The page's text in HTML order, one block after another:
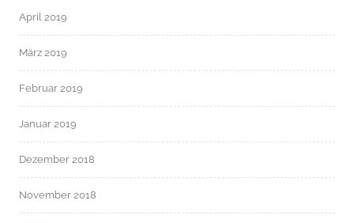
April 2019
März 2019
Februar 2019
Januar 2019
Dezember 2018
November 2018